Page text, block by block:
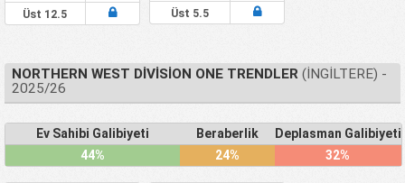
Üst 12.5 Üst 5.5
NORTHERN WEST DIVISION ONE TRENDLER(İNGILTERE) -
2025/26
Ev Sahibi Galibiyeti Beraberlik
Deplasman Galibiyeti
44%
24% 32%